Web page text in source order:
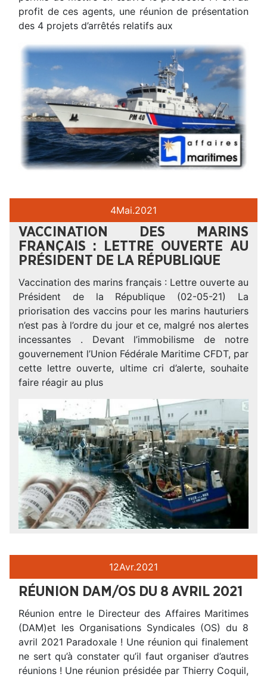
profit de ces agents, une réunion de présentation
des 4 projets d’arrêtés relatifs aux
4Mai.2021
VACCINATION DES MARINS
FRANÇAIS : LETTRE OUVERTE AU
PRÉSIDENT DE LA RÉPUBLIQUE
Vaccination des marins français : Lettre ouverte au
Président de la République (02-05-21) La
priorisation des vaccins pour les marins hauturiers
n’est pas à l’ordre du jour et ce, malgré nos alertes
incessantes . Devant l’immobilisme de notre
gouvernement l’Union Fédérale Maritime CFDT, par
cette lettre ouverte, ultime cri d’alerte, souhaite
faire réagir au plus
12Avr.2021
RÉUNION DAM/OS DU 8 AVRIL 2021
Réunion entre le Directeur des Affaires Maritimes
(DAM)et les Organisations Syndicales (OS) du 8
avril 2021 Paradoxale ! Une réunion qui finalement
ne sert qu’à constater qu’il faut organiser d’autres
réunions ! Une réunion présidée par Thierry Coquil,